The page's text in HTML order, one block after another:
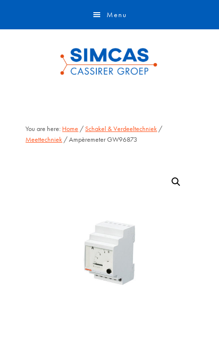
Menu
You are here: Home /Schakel & Verdeeltechniek /
Meettechniek / Ampèremeter GW96873